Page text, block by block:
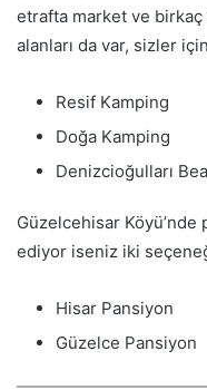
etrafta market ve
alanları da var, sizler
Resif Kamping
Doğa Kamping
Denizcioğulları
Güzelcehisar Köyü’nde
ediyor iseniz iki
Hisar Pansiyon
Güzelce Pansiyon